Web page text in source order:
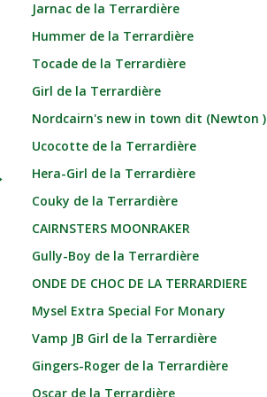
Jarnac de la Terrardière
Hummer de la Terrardière
Tocade de la Terrardière
Girl de la Terrardière
Nordcairn's new in town dit (Newton )
Ucocotte de la Terrardière
Hera-Girl de la Terrardière
Couky de la Terrardière
CAIRNSTERS MOONRAKER
Gully-Boy de la Terrardière
ONDE DE CHOC DE LA TERRARDIERE
Mysel Extra Special For Monary
Vamp JB Girl de la Terrardière
Gingers-Roger de la Terrardière
Oscar de la Terrardière